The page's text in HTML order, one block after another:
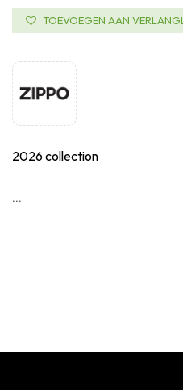
TOEVOEGEN AAN
2026 collection
...